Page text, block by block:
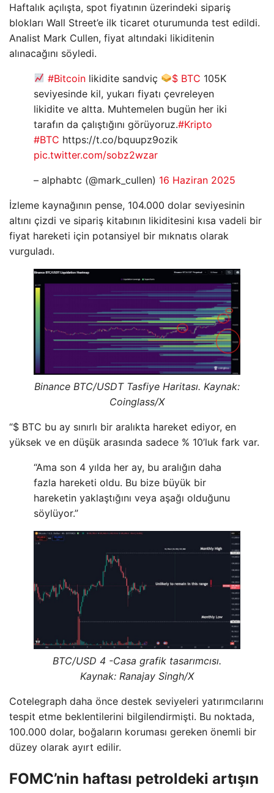
Haftalık açılışta, spot fiyatının üzerindeki sipariş
blokları Wall Street’e ilk ticaret oturumunda test edildi.
Analist Mark Cullen, fiyat altındaki likiditenin
alınacağını söyledi.
#Bitcoin likidite sandviç $ BTC 105K
seviyesinde kil, yukarı fiyatı çevreleyen
likidite ve altta. Muhtemelen bugün her iki
tarafın da çalıştığını görüyoruz.#Kripto
#BTC https://t.co/bquupz9ozik
pic.twitter.com/sobz2wzar
– alphabtc (@mark_cullen) 16 Haziran 2025
İzleme kaynağının pense, 104.000 dolar seviyesinin
altını çizdi ve sipariş kitabının likiditesini kısa vadeli bir
fiyat hareketi için potansiyel bir mıknatıs olarak
vurguladı.
Binance BTC/USDT Tasfiye Haritası. Kaynak:
Coinglass/X
“$ BTC bu ay sınırlı bir aralıkta hareket ediyor, en
yüksek ve en düşük arasında sadece % 10’luk fark var.
“Ama son 4 yılda her ay, bu aralığın daha
fazla hareketi oldu. Bu bize büyük bir
hareketin yaklaştığını veya aşağı olduğunu
söylüyor.”
BTC/USD 4 -Casa grafik tasarımcısı.
Kaynak: Ranajay Singh/X
Cotelegraph daha önce destek seviyeleri yatırımcılarını
tespit etme beklentilerini bilgilendirmişti. Bu noktada,
100.000 dolar, boğaların koruması gereken önemli bir
düzey olarak ayırt edilir.
FOMC’nin haftası petroldeki artışın